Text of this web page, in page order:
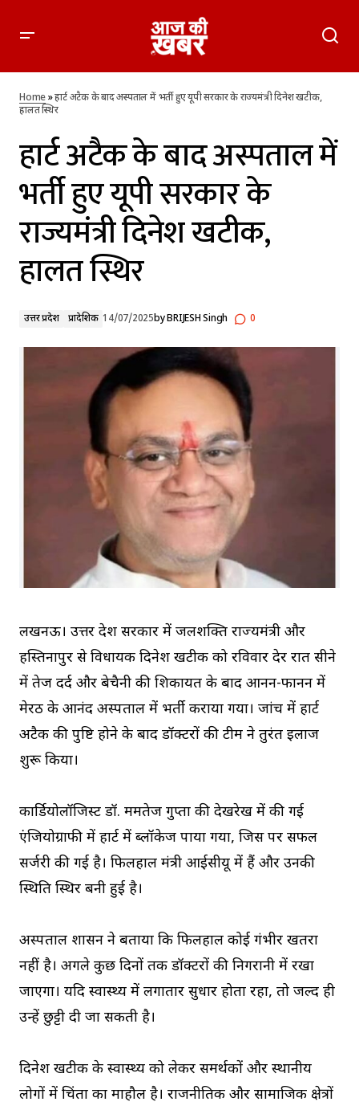
खटीक, हालत स्थिर
Home»हार्ट अटैक के बाद अस्पताल में भर्ती हुए यूपी सरकार के राज्यमंत्री दिनेश खटीक,
हालत स्थिर
हार्ट अटैक के बाद अस्पताल में
भर्ती हुए यूपी सरकार के
राज्यमंत्री दिनेश खटीक,
हालत स्थिर
उत्तर प्रदेश प्रादेशिक 14/07/2025byBRIJESH Singh 0
लखनऊ। उत्तर प्रदेश सरकार में जलशक्ति राज्यमंत्री और
हस्तिनापुर से विधायक दिनेश खटीक को रविवार देर रात सीने
में तेज दर्द और बेचैनी की शिकायत के बाद आनन-फानन में
मेरठ के आनंद अस्पताल में भर्ती कराया गया। जांच में हार्ट
अटैक की पुष्टि होने के बाद डॉक्टरों की टीम ने तुरंत इलाज
शुरू किया।
कार्डियोलॉजिस्ट डॉ. ममतेज गुप्ता की देखरेख में की गई
एंजियोग्राफी में हार्ट में ब्लॉकेज पाया गया, जिस पर सफल
सर्जरी की गई है। फिलहाल मंत्री आईसीयू में हैं और उनकी
स्थिति स्थिर बनी हुई है।
अस्पताल प्रशासन ने बताया कि फिलहाल कोई गंभीर खतरा
नहीं है। अगले कुछ दिनों तक डॉक्टरों की निगरानी में रखा
जाएगा। यदि स्वास्थ्य में लगातार सुधार होता रहा, तो जल्द ही
उन्हें छुट्टी दी जा सकती है।
दिनेश खटीक के स्वास्थ्य को लेकर समर्थकों और स्थानीय
लोगों में चिंता का माहौल है। राजनीतिक और सामाजिक क्षेत्रों